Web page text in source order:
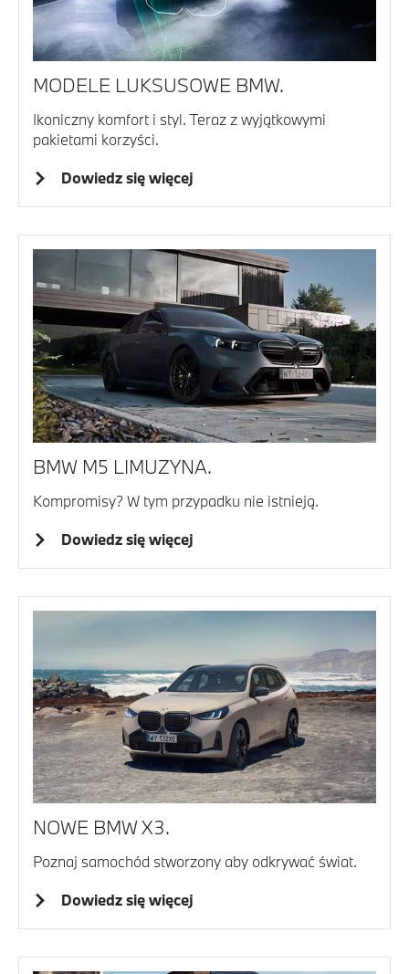
MODELE LUKSUSOWE BMW.
Ikoniczny komfort i styl. Teraz z wyjątkowymi
pakietami korzyści.
Dowiedz się więcej
BMW M5 LIMUZYNA.
Kompromisy? W tym przypadku nie istnieją.
Dowiedz się więcej
NOWE BMW X3.
Poznaj samochód stworzony aby odkrywać świat.
Dowiedz się więcej